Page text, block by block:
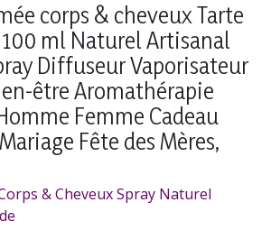
corps & cheveux Tarte
ml Naturel Artisanal
Diffuseur Vaporisateur
être Aromathérapie
Femme Cadeau
Fête des Mères,
& Cheveux Spray Naturel